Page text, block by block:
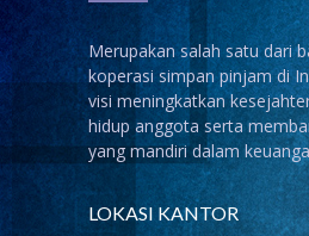
Merupakan salah satu dari
koperasi simpan pinjam di
visi meningkatkan
hidup anggota serta
yang mandiri dalam
LOKASI KANTOR